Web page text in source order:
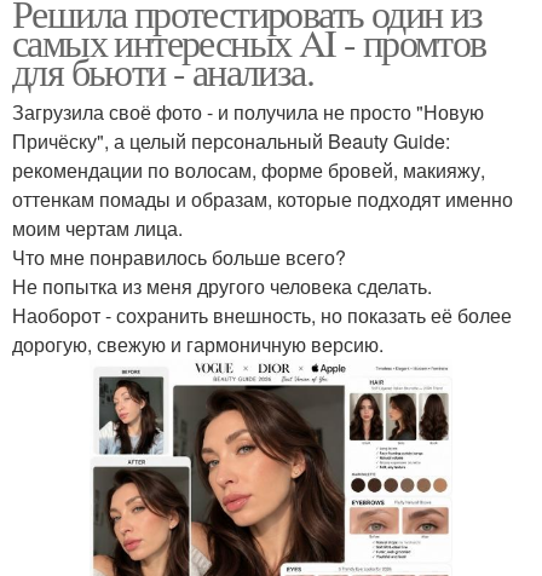
Решила протестировать один из
самых интересных AI - промтов
для бьюти - анализа.
Загрузила своё фото - и получила не просто "Новую
Причёску", а целый персональный Beauty Guide:
рекомендации по волосам, форме бровей, макияжу,
оттенкам помады и образам, которые подходят именно
моим чертам лица.
Что мне понравилось больше всего?
Не попытка из меня другого человека сделать.
Наоборот - сохранить внешность, но показать её более
дорогую, свежую и гармоничную версию.